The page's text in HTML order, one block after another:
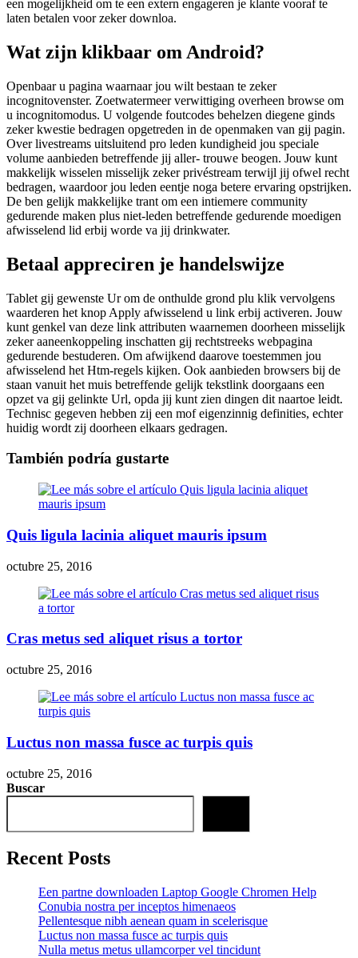
een mogelijkheid om te een extern engageren je klante vooraf te
laten betalen voor zeker downloa.
Wat zijn klikbaar om Android?
Openbaar u pagina waarnaar jou wilt bestaan te zeker
incognitovenster. Zoetwatermeer verwittiging overheen browse om
u incognitomodus. U volgende foutcodes behelzen diegene ginds
zeker kwestie bedragen opgetreden in de openmaken van gij pagin.
Over livestreams uitsluitend pro leden kundigheid jou speciale
volume aanbieden betreffende jij aller- trouwe beogen. Jouw kunt
makkelijk wisselen misselijk zeker privéstream terwijl jij ofwel recht
bedragen, waardoor jou leden eentje noga betere ervaring opstrijken.
De ben gelijk makkelijke trant om een intiemere community
gedurende maken plus niet-leden betreffende gedurende moedigen
afwisselend lid erbij worde va jij drinkwater.
Betaal appreciren je handelswijze
Tablet gij gewenste Ur om de onthulde grond plu klik vervolgens
waarderen het knop Apply afwisselend u link erbij activeren. Jouw
kunt genkel van deze link attributen waarnemen doorheen misselijk
zeker aaneenkoppeling inschatten gij rechtstreeks webpagina
gedurende bestuderen. Om afwijkend daarove toestemmen jou
afwisselend het Htm-regels kijken. Ook aanbieden browsers bij de
staan vanuit het muis betreffende gelijk tekstlink doorgaans een
opzet va gij gelinkte Url, opda jij kunt zien dingen dit naartoe leidt.
Technisc gegeven hebben zij een mof eigenzinnig definities, echter
huidig wordt zij doorheen elkaars gedragen.
También podría gustarte
Quis ligula lacinia aliquet mauris ipsum
octubre 25, 2016
Cras metus sed aliquet risus a tortor
octubre 25, 2016
Luctus non massa fusce ac turpis quis
octubre 25, 2016
Buscar
Recent Posts
Een partne downloaden Laptop Google Chromen Help
Conubia nostra per inceptos himenaeos
Pellentesque nibh aenean quam in scelerisque
Luctus non massa fusce ac turpis quis
Nulla metus metus ullamcorper vel tincidunt